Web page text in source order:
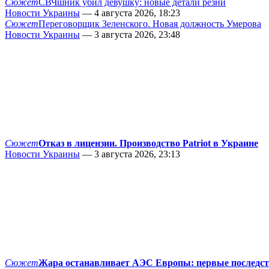
СюжетСВЧшник убил девушку: новые детали резни
Новости Украины — 4 августа 2026, 18:23
СюжетПереговорщик Зеленского. Новая должность Умерова
Новости Украины — 3 августа 2026, 23:48
СюжетОтказ в лицензии. Производство Patriot в Украине
Новости Украины — 3 августа 2026, 23:13
СюжетЖара останавливает АЭС Европы: первые